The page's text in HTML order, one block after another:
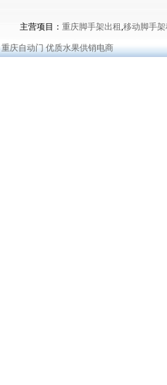
主营项目： 重庆脚手架出租,移动脚手架
重庆自动门 优质水果供销电商